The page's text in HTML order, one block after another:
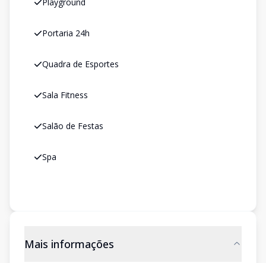
Portaria 24h
Quadra de Esportes
Sala Fitness
Salão de Festas
Spa
Mais informações